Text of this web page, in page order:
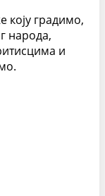
коју градимо,
народа,
и